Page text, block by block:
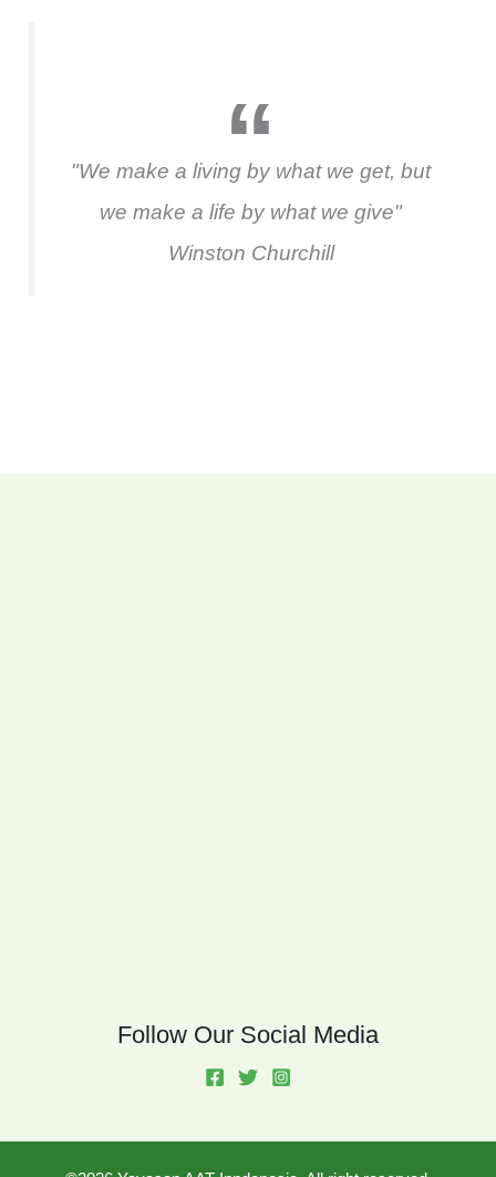
"We make a living by what we get, but
we make a life by what we give"
Winston Churchill
Follow Our Social Media